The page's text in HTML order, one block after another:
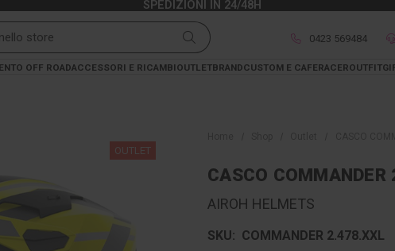
SPEDIZIONI IN 24/48H
0423 569484
OFF ROADACCESSORI E RICAMBIOUTLETBRANDCUSTOM E CAFERACEROUTFIT
OUTLET
CASCO
AIROH HELMETS
SKU: COMMANDER 2.478.XXL